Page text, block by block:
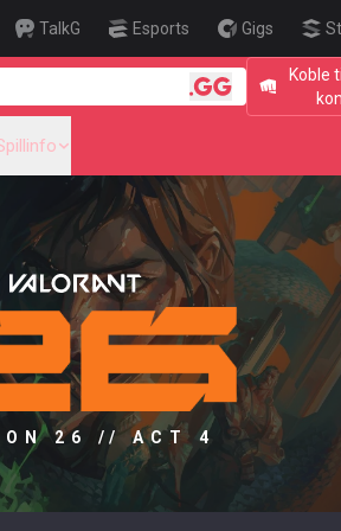
TalkG Esports Gigs
Koble
🎯 Level
26 // ACT 4